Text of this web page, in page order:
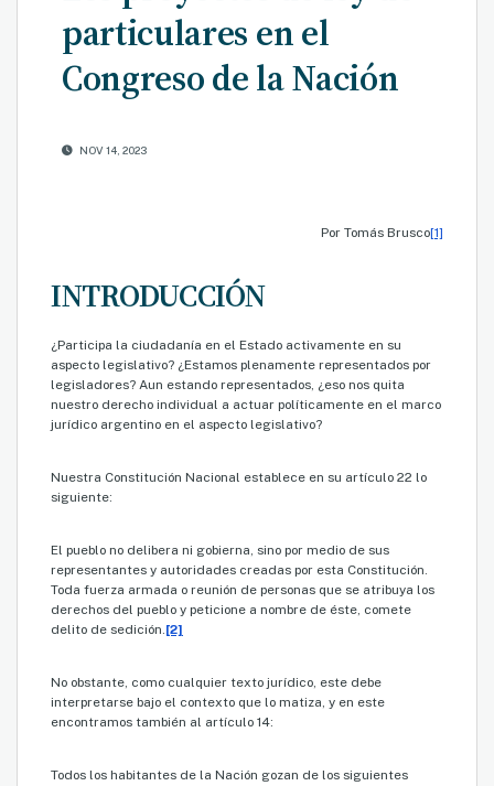
particulares en el
Congreso de la Nación
NOV 14, 2023
Por Tomás Brusco[1]
INTRODUCCIÓN
¿Participa la ciudadanía en el Estado activamente en su
aspecto legislativo? ¿Estamos plenamente representados por
legisladores? Aun estando representados, ¿eso nos quita
nuestro derecho individual a actuar políticamente en el marco
jurídico argentino en el aspecto legislativo?
Nuestra Constitución Nacional establece en su artículo 22 lo
siguiente:
El pueblo no delibera ni gobierna, sino por medio de sus
representantes y autoridades creadas por esta Constitución.
Toda fuerza armada o reunión de personas que se atribuya los
derechos del pueblo y peticione a nombre de éste, comete
delito de sedición.[2]
No obstante, como cualquier texto jurídico, este debe
interpretarse bajo el contexto que lo matiza, y en este
encontramos también al artículo 14:
Todos los habitantes de la Nación gozan de los siguientes